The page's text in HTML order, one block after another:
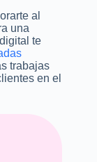
al
una
te
trabajas
en el